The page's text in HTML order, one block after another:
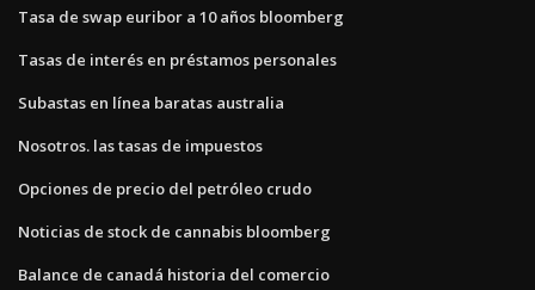
Tasa de swap euribor a 10 años bloomberg
Tasas de interés en préstamos personales
Subastas en línea baratas australia
Nosotros. las tasas de impuestos
Opciones de precio del petróleo crudo
Noticias de stock de cannabis bloomberg
Balance de canadá historia del comercio